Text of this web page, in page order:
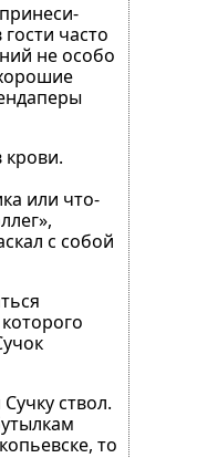
часто
не особо
или что-
с собой
ствол.
то